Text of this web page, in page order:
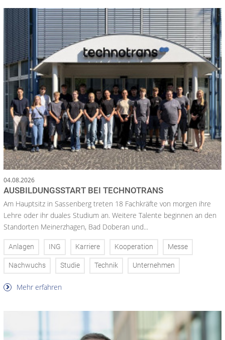
04.08.2026
AUSBILDUNGSSTART BEI TECHNOTRANS
Am Hauptsitz in Sassenberg treten 18 Fachkräfte von morgen ihre
Lehre oder ihr duales Studium an. Weitere Talente beginnen an den
Standorten Meinerzhagen, Bad Doberan und...
Anlagen ING Karriere Kooperation Messe
Nachwuchs Studie Technik Unternehmen
Mehr erfahren